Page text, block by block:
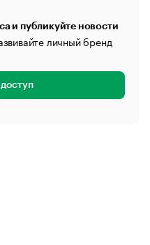
и публикуйте новости
личный бренд
доступ